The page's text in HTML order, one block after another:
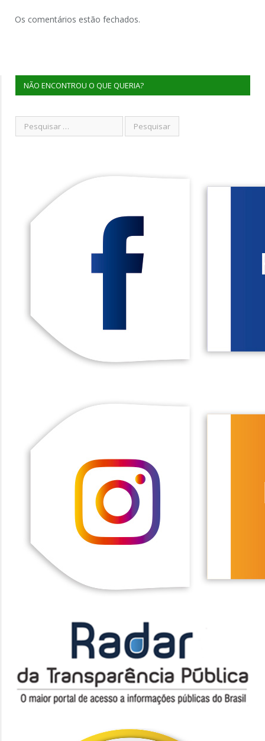
Os comentários estão fechados.
NÃO ENCONTROU O QUE QUERIA?